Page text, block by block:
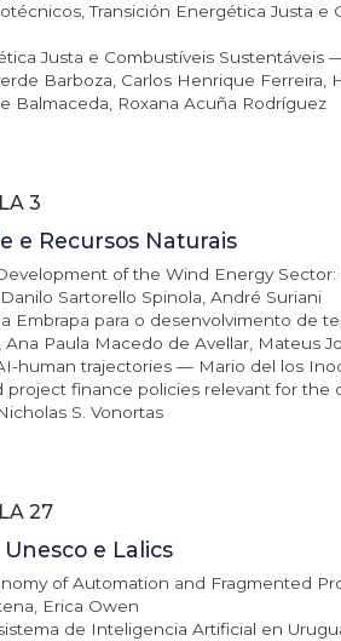
Transición Energética Justa
Justa e Combustíveis
Barboza, Carlos Henrique
Balmaceda, Roxana Acuña Rodríguez
3
e Recursos Naturais
of the Wind Energy
Sartorello Spinola, André Suriani
Embrapa para o desenvolvimento de
Ana Paula Macedo de Avellar, Mateus
human trajectories — Mario del los
project finance policies relevant for
S. Vonortas
27
e Lalics
of Automation and Fragmented
Erica Owen
de Inteligencia Artificial en